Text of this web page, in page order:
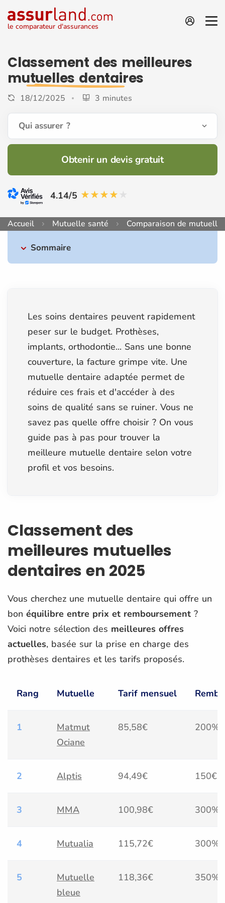
le comparateur d'assurances
Classement des meilleures
mutuelles dentaires
18/12/2025 3 minutes
Qui assurer ?
Obtenir un devis gratuit
4.14/5
Accueil Mutuelle santé Comparaison de mutuelle
Sommaire
Les soins dentaires peuvent rapidement
peser sur le budget. Prothèses,
implants, orthodontie... Sans une bonne
couverture, la facture grimpe vite. Une
mutuelle dentaire adaptée permet de
réduire ces frais et d'accéder à des
soins de qualité sans se ruiner. Vous ne
savez pas quelle offre choisir ? On vous
guide pas à pas pour trouver la
meilleure mutuelle dentaire selon votre
profil et vos besoins.
Classement des
meilleures mutuelles
dentaires en 2025
Vous cherchez une mutuelle dentaire qui offre un
bon équilibre entre prix et remboursement ?
Voici notre sélection des meilleures offres
actuelles, basée sur la prise en charge des
prothèses dentaires et les tarifs proposés.
Rang Mutuelle Tarif mensuel
1
Matmut
Ociane
85,58€ 200%
2 Alptis 94,49€ 150€
3 MMA 100,98€ 300%
4 Mutualia 115,72€ 300%
5
Mutuelle
bleue
118,36€ 350%